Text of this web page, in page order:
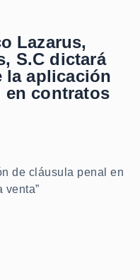
Lazarus,
S.C dictará
la aplicación
en contratos
de cláusula penal en
venta”